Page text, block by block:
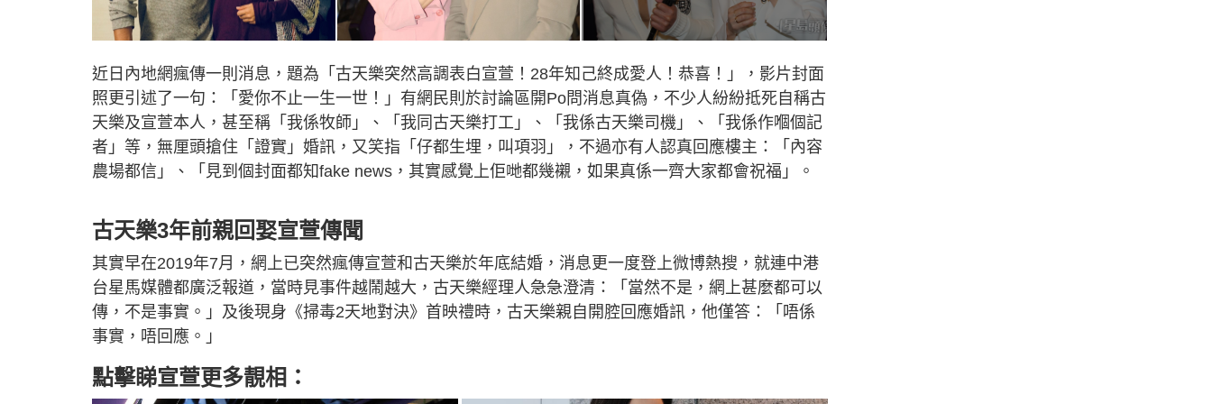
近日內地網瘋傳一則消息，題為「古天樂突然高調表白宣萱！28年知己終成愛人！恭喜！」，影片封面
照更引述了一句：「愛你不止一生一世！」有網民則於討論區開Po問消息真偽，不少人紛紛抵死自稱古
天樂及宣萱本人，甚至稱「我係牧師」、「我同古天樂打工」、「我係古天樂司機」、「我係作嗰個記
者」等，無厘頭搶住「證實」婚訊，又笑指「仔都生埋，叫項羽」，不過亦有人認真回應樓主：「內容
農場都信」、「見到個封面都知fake news，其實感覺上佢哋都幾襯，如果真係一齊大家都會祝福」。
古天樂3年前親回娶宣萱傳聞
其實早在2019年7月，網上已突然瘋傳宣萱和古天樂於年底結婚，消息更一度登上微博熱搜，就連中港
台星馬媒體都廣泛報道，當時見事件越鬧越大，古天樂經理人急急澄清：「當然不是，網上甚麼都可以
傳，不是事實。」及後現身《掃毒2天地對決》首映禮時，古天樂親自開腔回應婚訊，他僅答：「唔係
事實，唔回應。」
點擊睇宣萱更多靚相：